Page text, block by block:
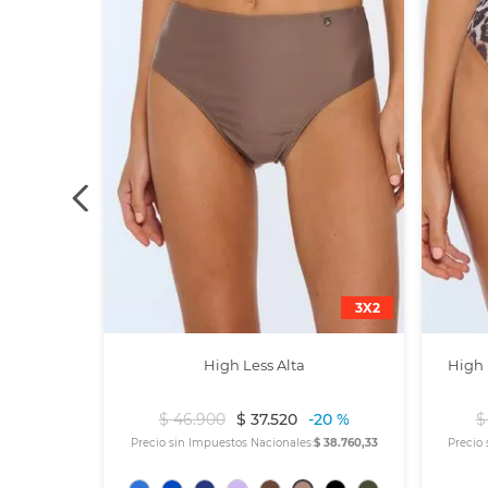
3X2
High Less Alta
$ 46.900 $ 37.520 -20 %
Precio sin Impuestos Nacionales:$ 38.760,33
High
$
Precio